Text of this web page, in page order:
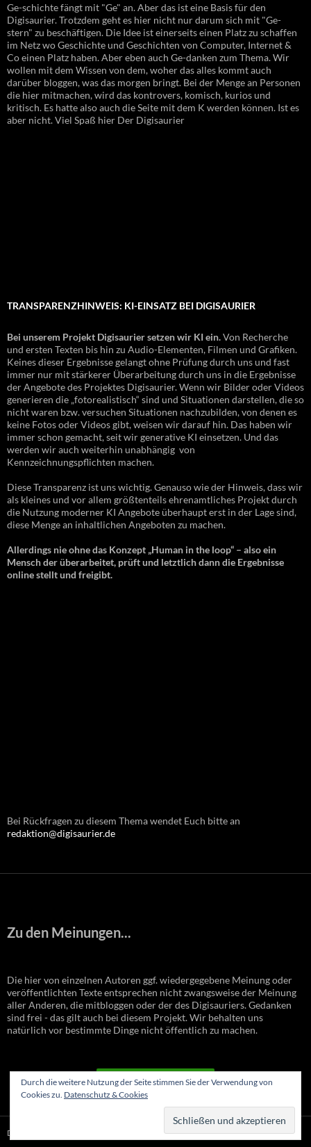
Ge-schichte fängt mit "Ge" an. Aber das ist eine Basis für den
Digisaurier. Trotzdem geht es hier nicht nur darum sich mit "Ge-
stern" zu beschäftigen. Die Idee ist einerseits einen Platz zu schaffen
im Netz wo Geschichte und Geschichten von Computer, Internet &
Co einen Platz haben. Aber eben auch Ge-danken zum Thema. Wir
wollen mit dem Wissen von dem, woher das alles kommt auch
darüber bloggen, was das morgen bringt. Bei der Menge an Personen
die hier mitmachen, wird das kontrovers, komisch, kurios und
kritisch. Es hatte also auch die Seite mit dem K werden können. Ist es
aber nicht. Viel Spaß hier Der Digisaurier
TRANSPARENZHINWEIS: KI-EINSATZ BEI DIGISAURIER
Bei unserem Projekt Digisaurier setzen wir KI ein.Von Recherche
und ersten Texten bis hin zu Audio-Elementen, Filmen und Grafiken.
Keines dieser Ergebnisse gelangt ohne Prüfung durch uns und fast
immer nur mit stärkerer Überarbeitung durch uns in die Ergebnisse
der Angebote des Projektes Digisaurier. Wenn wir Bilder oder Videos
generieren die „fotorealistisch“ sind und Situationen darstellen, die so
nicht waren bzw. versuchen Situationen nachzubilden, von denen es
keine Fotos oder Videos gibt, weisen wir darauf hin. Das haben wir
immer schon gemacht, seit wir generative KI einsetzen. Und das
werden wir auch weiterhin unabhängig von
Kennzeichnungspflichten machen.
Diese Transparenz ist uns wichtig. Genauso wie der Hinweis, dass wir
als kleines und vor allem größtenteils ehrenamtliches Projekt durch
die Nutzung moderner KI Angebote überhaupt erst in der Lage sind,
diese Menge an inhaltlichen Angeboten zu machen.
Allerdings nie ohne das Konzept „Human in the loop“ – also ein
Mensch der überarbeitet, prüft und letztlich dann die Ergebnisse
online stellt und freigibt.
Bei Rückfragen zu diesem Thema wendet Euch bitte an
redaktion@digisaurier.de
Zu den Meinungen...
Die hier von einzelnen Autoren ggf. wiedergegebene Meinung oder
veröffentlichten Texte entsprechen nicht zwangsweise der Meinung
aller Anderen, die mitbloggen oder der des Digisauriers. Gedanken
sind frei - das gilt auch bei diesem Projekt. Wir behalten uns
natürlich vor bestimmte Dinge nicht öffentlich zu machen.
VERTRAG WIDERRUFEN
Durch die weitere Nutzung der Seite stimmen Sie der Verwendung von
Cookies zu. Datenschutz & Cookies
Datenschutzerklärung Stolz präsentiert von WordPress